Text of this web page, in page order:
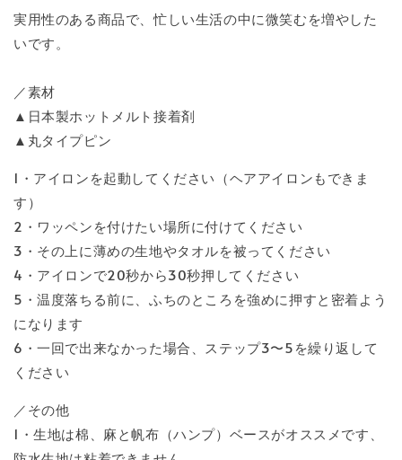
実用性のある商品で、忙しい生活の中に微笑むを増やした
いです。
／素材
▲日本製ホットメルト接着剤
▲丸タイプピン
1・アイロンを起動してください（ヘアアイロンもできま
す）
2・ワッペンを付けたい場所に付けてください
3・その上に薄めの生地やタオルを被ってください
4・アイロンで20秒から30秒押してください
5・温度落ちる前に、ふちのところを強めに押すと密着よう
になります
6・一回で出来なかった場合、ステップ3〜5を繰り返して
ください
／その他
1・生地は棉、麻と帆布（ハンプ）ベースがオススメです、